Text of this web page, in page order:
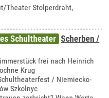
Theater Stolperdraht,
Schultheater Scherben /
frei nach Heinrich
Krug
/ Niemiecko-
Szkolnyc